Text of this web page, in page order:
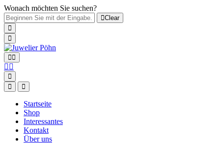
Wonach möchten Sie suchen?
Clear
Startseite
Shop
Interessantes
Kontakt
Über uns